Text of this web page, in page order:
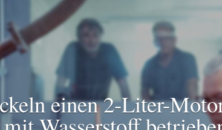
einen 2-Liter-